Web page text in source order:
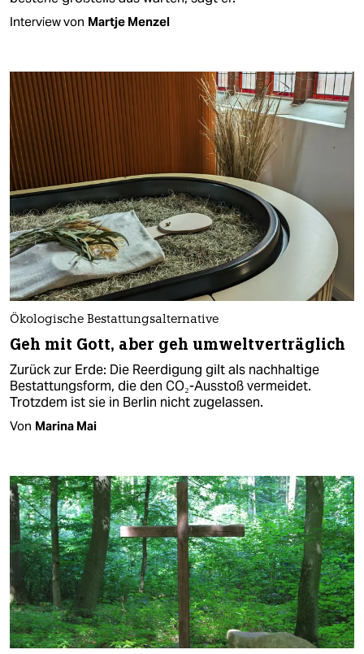
Interview von Martje Menzel
Ökologische Bestattungsalternative
Geh mit Gott, aber geh umweltverträglich
Zurück zur Erde: Die Reerdigung gilt als nachhaltige
Bestattungsform, die den CO₂-Ausstoß vermeidet.
Trotzdem ist sie in Berlin nicht zugelassen.
Von Marina Mai